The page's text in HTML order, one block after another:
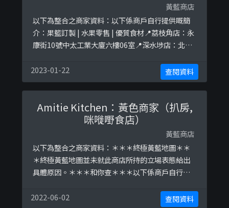
黃藍商店
以下為整合之商家資料：以下係商戶自行提供嘅簡
介：果籃訂製 | 水果零售 | 優質食材📍荔枝角店：永
康街10號中太工業大廈六樓06室📍深水埗店：北河
𝙳𝚎𝚕𝚒𝚟𝚎𝚛𝚢 𝙾𝚟𝚎𝚛 $𝟻𝟶𝟶以下係相關證明貼文：
https://www.facebook.com/Fruityauntiehk/p
osts ...
2023-01-22 查閱資料
Amitie Kitchen：黃色商家（扒房,
咪嘥嘢食店）
黃藍商店
以下為整合之商家資料：＊＊＊終極黃藍地圖＊＊
＊終極黃藍地圖並未就此商店所持的立場表態給出
具體原因。＊＊＊和你查＊＊＊以下係商戶自行提
9234以下係相關證明貼文：
2022-06-02 查閱資料